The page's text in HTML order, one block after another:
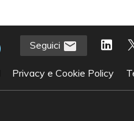
Seguici
Privacy e Cookie Policy